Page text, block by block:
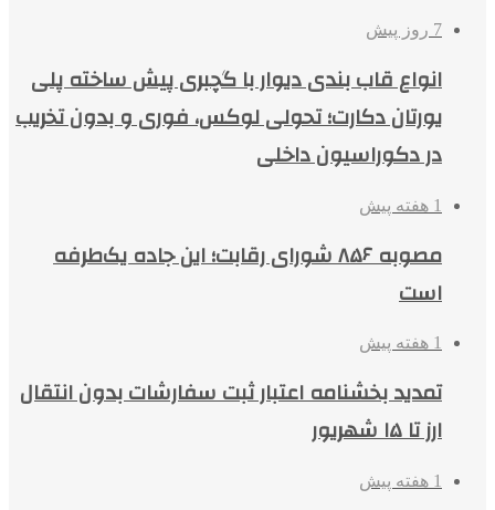
7 روز پیش
انواع قاب بندی دیوار با گچبری پیش ساخته پلی
یورتان دکارت؛ تحولی لوکس، فوری و بدون تخریب
در دکوراسیون داخلی
1 هفته پیش
مصوبه ۸۵۶ شورای رقابت؛ این جاده یک‌طرفه
است
1 هفته پیش
تمدید بخشنامه اعتبار ثبت سفارشات بدون انتقال
ارز تا ۱۵ شهریور
1 هفته پیش